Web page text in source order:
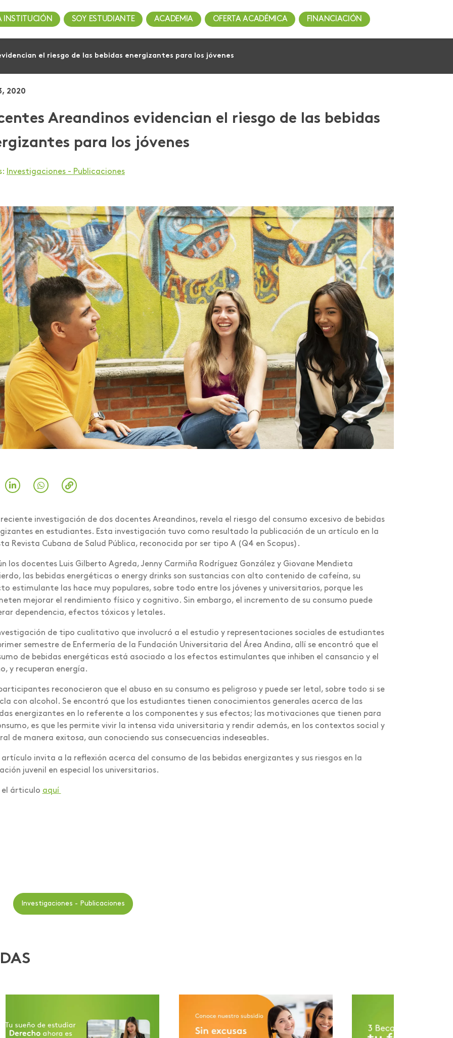
INSTITUCIÓN SOY ESTUDIANTE ACADEMIA OFERTA ACADÉMICA FINANCIACIÓN
el riesgo de las bebidas energizantes para los jóvenes
2020
Areandinos evidencian el riesgo de las bebidas
para los jóvenes
Investigaciones - Publicaciones
reciente investigación de dos docentes Areandinos, revela el riesgo del consumo excesivo de bebidas
en estudiantes. Esta investigación tuvo como resultado la publicación de un artículo en la
Revista Cubana de Salud Pública, reconocida por ser tipo A (Q4 en Scopus).
los docentes Luis Gilberto Agreda, Jenny Carmiña Rodríguez González y Giovane Mendieta
las bebidas energéticas o energy drinks son sustancias con alto contenido de cafeína, su
estimulante las hace muy populares, sobre todo entre los jóvenes y universitarios, porque les
mejorar el rendimiento físico y cognitivo. Sin embargo, el incremento de su consumo puede
dependencia, efectos tóxicos y letales.
de tipo cualitativo que involucró a el estudio y representaciones sociales de estudiantes
semestre de Enfermería de la Fundación Universitaria del Área Andina, allí se encontró que el
de bebidas energéticas está asociado a los efectos estimulantes que inhiben el cansancio y el
y recuperan energía.
reconocieron que el abuso en su consumo es peligroso y puede ser letal, sobre todo si se
con alcohol. Se encontró que los estudiantes tienen conocimientos generales acerca de las
energizantes en lo referente a los componentes y sus efectos; las motivaciones que tienen para
es que les permite vivir la intensa vida universitaria y rendir además, en los contextos social y
de manera exitosa, aun conociendo sus consecuencias indeseables.
artículo invita a la reflexión acerca del consumo de las bebidas energizantes y sus riesgos en la
juvenil en especial los universitarios.
el árticulo aquí
Investigaciones - Publicaciones